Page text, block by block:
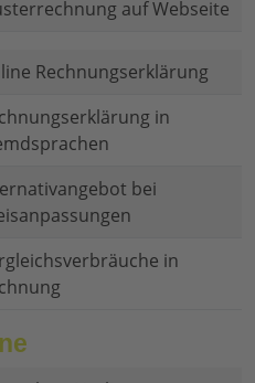
auf Webseite
Rechnungserklärung
in
bei
in